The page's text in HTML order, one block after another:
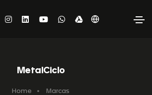
MetalCiclo
Home Marcas